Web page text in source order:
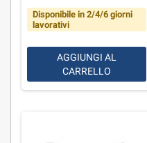
Disponibile in 2/4/6 giorni
lavorativi
AGGIUNGI AL
CARRELLO